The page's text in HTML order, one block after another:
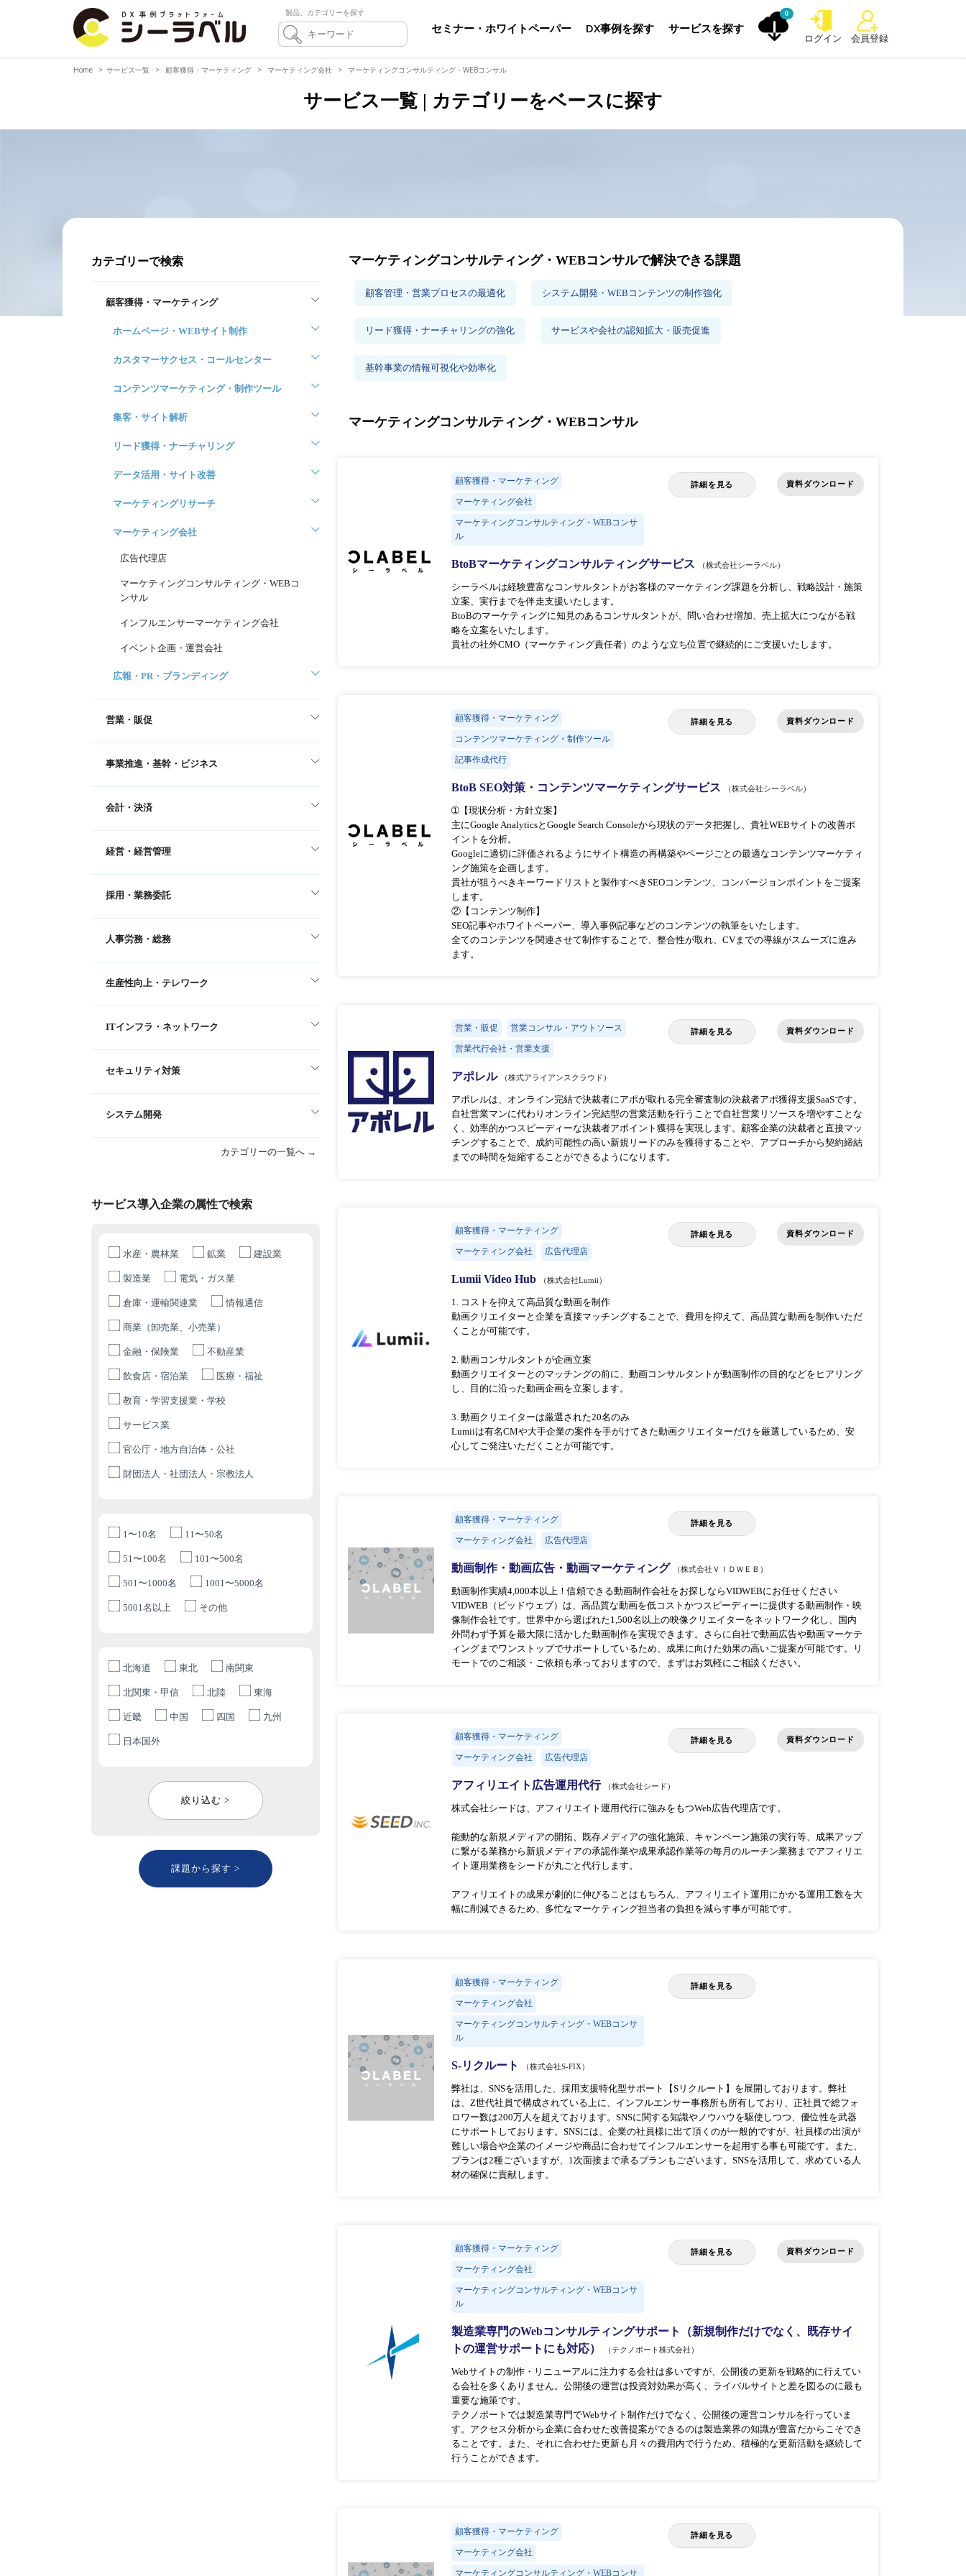
製品、カテゴリーを探す
セミナー・ホワイトペーパー DX事例を探す サービスを探す
0
ログイン 会員登録
Home サービス一覧 顧客獲得・マーケティング マーケティング会社 マーケティングコンサルティング・WEBコンサル
サービス一覧 | カテゴリーをベースに探す
カテゴリーで検索
顧客獲得・マーケティング
ホームページ・WEBサイト制作
カスタマーサクセス・コールセンター
コンテンツマーケティング・制作ツール
集客・サイト解析
リード獲得・ナーチャリング
データ活用・サイト改善
マーケティングリサーチ
マーケティング会社
広告代理店
マーケティングコンサルティング・WEBコ
ンサル
インフルエンサーマーケティング会社
イベント企画・運営会社
広報・PR・ブランディング
営業・販促
事業推進・基幹・ビジネス
会計・決済
経営・経営管理
採用・業務委託
人事労務・総務
生産性向上・テレワーク
ITインフラ・ネットワーク
セキュリティ対策
システム開発
カテゴリーの一覧へ →
サービス導入企業の属性で検索
水産・農林業 鉱業 建設業
製造業 電気・ガス業
倉庫・運輸関連業 情報通信
商業（卸売業、小売業）
金融・保険業 不動産業
飲食店・宿泊業 医療・福祉
教育・学習支援業・学校
サービス業
官公庁・地方自治体・公社
財団法人・社団法人・宗教法人
1〜10名 11〜50名
51〜100名 101〜500名
501〜1000名 1001〜5000名
5001名以上 その他
北海道 東北 南関東
北関東・甲信 北陸 東海
近畿 中国 四国 九州
日本国外
絞り込む >
課題から探す >
マーケティングコンサルティング・WEBコンサルで解決できる課題
顧客管理・営業プロセスの最適化 システム開発・WEBコンテンツの制作強化
リード獲得・ナーチャリングの強化 サービスや会社の認知拡大・販売促進
基幹事業の情報可視化や効率化
マーケティングコンサルティング・WEBコンサル
顧客獲得・マーケティング
マーケティング会社
マーケティングコンサルティング・WEBコンサ
ル
詳細を見る 資料ダウンロード
BtoBマーケティングコンサルティングサービス （株式会社シーラベル）
シーラベルは経験豊富なコンサルタントがお客様のマーケティング課題を分析し、戦略設計・施策
立案、実行までを伴走支援いたします。
BtoBのマーケティングに知見のあるコンサルタントが、問い合わせ増加、売上拡大につながる戦
略を立案をいたします。
貴社の社外CMO（マーケティング責任者）のような立ち位置で継続的にご支援いたします。
顧客獲得・マーケティング
コンテンツマーケティング・制作ツール
記事作成代行
詳細を見る 資料ダウンロード
BtoB SEO対策・コンテンツマーケティングサービス （株式会社シーラベル）
➀【現状分析・方針立案】
主にGoogle AnalyticsとGoogle Search Consoleから現状のデータ把握し、貴社WEBサイトの改善ポ
イントを分析。
Googleに適切に評価されるようにサイト構造の再構築やページごとの最適なコンテンツマーケティ
ング施策を企画します。
貴社が狙うべきキーワードリストと製作すべきSEOコンテンツ、コンバージョンポイントをご提案
します。
②【コンテンツ制作】
SEO記事やホワイトペーパー、導入事例記事などのコンテンツの執筆をいたします。
全てのコンテンツを関連させて制作することで、整合性が取れ、CVまでの導線がスムーズに進み
ます。
営業・販促 営業コンサル・アウトソース
営業代行会社・営業支援
詳細を見る 資料ダウンロード
アポレル （株式アライアンスクラウド）
アポレルは、オンライン完結で決裁者にアポが取れる完全審査制の決裁者アポ獲得⽀援SaaSです。
⾃社営業マンに代わりオンライン完結型の営業活動を⾏うことで⾃社営業リソースを増やすことな
く、効率的かつスピーディーな決裁者アポイント獲得を実現します。顧客企業の決裁者と直接マッ
チングすることで、成約可能性の⾼い新規リードのみを獲得することや、アプローチから契約締結
までの時間を短縮することができるようになります。
顧客獲得・マーケティング
マーケティング会社 広告代理店
詳細を見る 資料ダウンロード
Lumii Video Hub （株式会社Lumii）
1. コストを抑えて高品質な動画を制作
動画クリエイターと企業を直接マッチングすることで、費用を抑えて、高品質な動画を制作いただ
くことが可能です。
2. 動画コンサルタントが企画立案
動画クリエイターとのマッチングの前に、動画コンサルタントが動画制作の目的などをヒアリング
し、目的に沿った動画企画を立案します。
3. 動画クリエイターは厳選された20名のみ
Lumiiは有名CMや大手企業の案件を手がけてきた動画クリエイターだけを厳選しているため、安
心してご発注いただくことが可能です。
顧客獲得・マーケティング
マーケティング会社 広告代理店
詳細を見る
動画制作・動画広告・動画マーケティング （株式会社ＶＩＤＷＥＢ）
動画制作実績4,000本以上！信頼できる動画制作会社をお探しならVIDWEBにお任せください
VIDWEB（ビッドウェブ）は、高品質な動画を低コストかつスピーディーに提供する動画制作・映
像制作会社です。世界中から選ばれた1,500名以上の映像クリエイターをネットワーク化し、国内
外問わず予算を最大限に活かした動画制作を実現できます。さらに自社で動画広告や動画マーケテ
ィングまでワンストップでサポートしているため、成果に向けた効果の高いご提案が可能です。リ
モートでのご相談・ご依頼も承っておりますので、まずはお気軽にご相談ください。
顧客獲得・マーケティング
マーケティング会社 広告代理店
詳細を見る 資料ダウンロード
アフィリエイト広告運用代行 （株式会社シード）
株式会社シードは、アフィリエイト運用代行に強みをもつWeb広告代理店です。
能動的な新規メディアの開拓、既存メディアの強化施策、キャンペーン施策の実行等、成果アップ
に繋がる業務から新規メディアの承認作業や成果承認作業等の毎月のルーチン業務までアフィリエ
イト運用業務をシードが丸ごと代行します。
アフィリエイトの成果が劇的に伸びることはもちろん、アフィリエイト運用にかかる運用工数を大
幅に削減できるため、多忙なマーケティング担当者の負担を減らす事が可能です。
顧客獲得・マーケティング
マーケティング会社
マーケティングコンサルティング・WEBコンサ
ル
詳細を見る
S-リクルート （株式会社S-FIX）
弊社は、SNSを活用した、採用支援特化型サポート【Sリクルート】を展開しております。弊社
は、Z世代社員で構成されている上に、インフルエンサー事務所も所有しており、正社員で総フォ
ロワー数は200万人を超えております。SNSに関する知識やノウハウを駆使しつつ、優位性を武器
にサポートしております。SNSには、企業の社員様に出て頂くのが一般的ですが、社員様の出演が
難しい場合や企業のイメージや商品に合わせてインフルエンサーを起用する事も可能です。また、
プランは2種ございますが、1次面接まで承るプランもございます。SNSを活用して、求めている人
材の確保に貢献します。
顧客獲得・マーケティング
マーケティング会社
マーケティングコンサルティング・WEBコンサ
ル
詳細を見る 資料ダウンロード
製造業専門のWebコンサルティングサポート（新規制作だけでなく、既存サイ
トの運営サポートにも対応）
（テクノポート株式会社）
Webサイトの制作・リニューアルに注力する会社は多いですが、公開後の更新を戦略的に行えてい
る会社を多くありません。公開後の運営は投資対効果が高く、ライバルサイトと差を図るのに最も
重要な施策です。
テクノポートでは製造業専門でWebサイト制作だけでなく、公開後の運営コンサルを行っていま
す。アクセス分析から企業に合わせた改善提案ができるのは製造業界の知識が豊富だからこそでき
ることです。また、それに合わせた更新も月々の費用内で行うため、積極的な更新活動を継続して
行うことができます。
顧客獲得・マーケティング
マーケティング会社
マーケティングコンサルティング・WEBコンサ
詳細を見る